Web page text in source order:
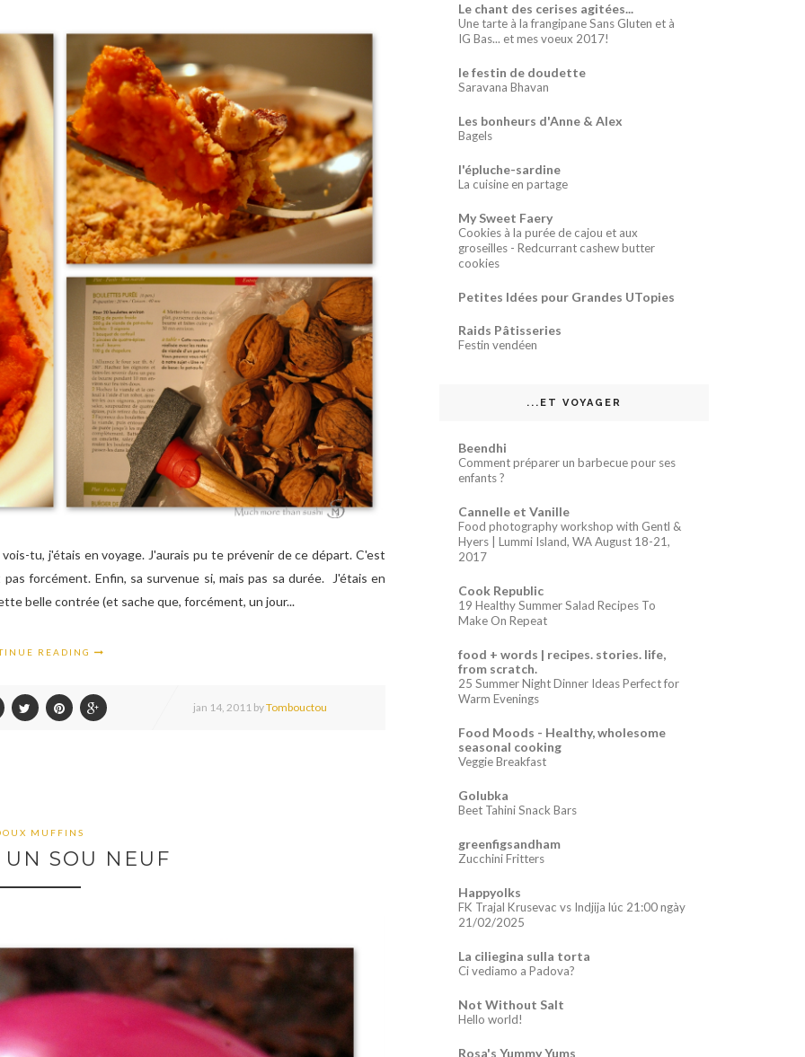
tu, j'étais en voyage. J'aurais pu te prévenir de ce départ. C'est
forcément. Enfin, sa survenue si, mais pas sa durée. J'étais en
belle contrée (et sache que, forcément, un jour...
READING
jan 14, 2011 byTombouctou
MUFFINS
SOU NEUF
Le chant des cerises agitées...
Une tarte à la frangipane Sans Gluten et à
IG Bas... et mes voeux 2017!
le festin de doudette
Saravana Bhavan
Les bonheurs d'Anne & Alex
Bagels
l'épluche-sardine
La cuisine en partage
My Sweet Faery
Cookies à la purée de cajou et aux
groseilles - Redcurrant cashew butter
cookies
Petites Idées pour Grandes UTopies
Raids Pâtisseries
Festin vendéen
...ET VOYAGER
Beendhi
Comment préparer un barbecue pour ses
enfants ?
Cannelle et Vanille
Food photography workshop with Gentl &
Hyers | Lummi Island, WA August 18-21,
2017
Cook Republic
19 Healthy Summer Salad Recipes To
Make On Repeat
food + words | recipes. stories. life,
from scratch.
25 Summer Night Dinner Ideas Perfect for
Warm Evenings
Food Moods - Healthy, wholesome
seasonal cooking
Veggie Breakfast
Golubka
Beet Tahini Snack Bars
greenfigsandham
Zucchini Fritters
Happyolks
FK Trajal Krusevac vs Indjija lúc 21:00 ngày
21/02/2025
La ciliegina sulla torta
Ci vediamo a Padova?
Not Without Salt
Hello world!
Rosa's Yummy Yums